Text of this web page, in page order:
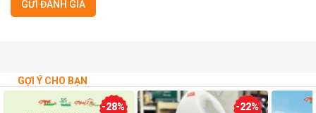
GỢI Ý CHO BẠN
-28% -22%